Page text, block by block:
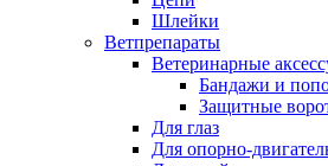
Шлейки
Ветпрепараты
Ветеринарные
Бандажи и
Защитные
Для глаз
Для опорно-